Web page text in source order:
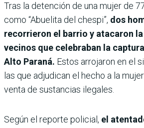
Tras la detención de una mujer de
como “Abuelita del chespi”, dos
recorrieron el barrio y atacaron
vecinos que celebraban la
Alto Paraná. Estos arrojaron en el
las que adjudican el hecho a la
venta de sustancias ilegales.
Según el reporte policial, el